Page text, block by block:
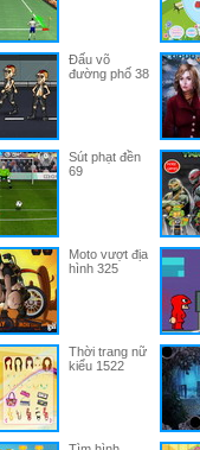
Đấu võ
đường phố 38
Sút phạt đền
69
Moto vượt địa
hình 325
Thời trang nữ
kiểu 1522